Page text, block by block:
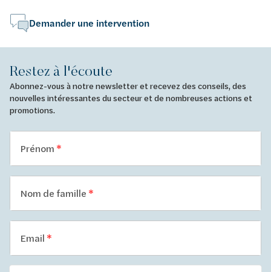
Demander une intervention
Restez à l'écoute
Abonnez-vous à notre newsletter et recevez des conseils, des
nouvelles intéressantes du secteur et de nombreuses actions et
promotions.
Prénom
Nom de famille
Email